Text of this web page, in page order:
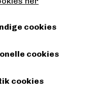
Gel
cookies
cookies
cookies